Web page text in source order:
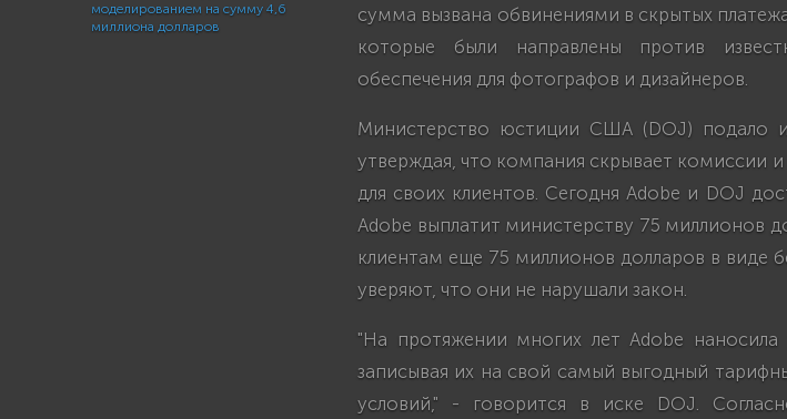
моделированием на сумму 4,6
миллиона долларов
сумма вызвана обвинениями в скрытых
которые были направлены против
обеспечения для фотографов и дизайнеров.
Министерство юстиции США (DOJ) подало
утверждая, что компания скрывает комиссии
для своих клиентов. Сегодня Adobe и DOJ
Adobe выплатит министерству 75 миллионов
клиентам еще 75 миллионов долларов в виде
уверяют, что они не нарушали закон.
"На протяжении многих лет Adobe
записывая их на свой самый выгодный
условий," - говорится в иске DOJ.